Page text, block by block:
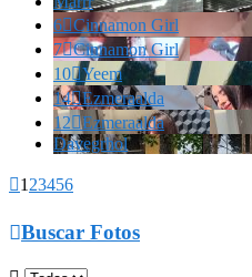
6Cinnamon Girl
7Cinnamon Girl
10Yeem
14Ezmeraalda
12Ezmeraalda
Davegrhol
1 23456
Buscar Fotos